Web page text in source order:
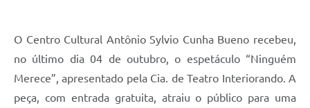
O Centro Cultural Antônio Sylvio Cunha Bueno recebeu,
no último dia 04 de outubro, o espetáculo “Ninguém
Merece”, apresentado pela Cia. de Teatro Interiorando. A
peça, com entrada gratuita, atraiu o público para uma